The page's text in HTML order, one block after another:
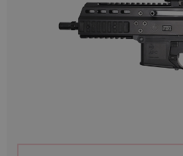
UNSERE TOP-KATEGORIEN